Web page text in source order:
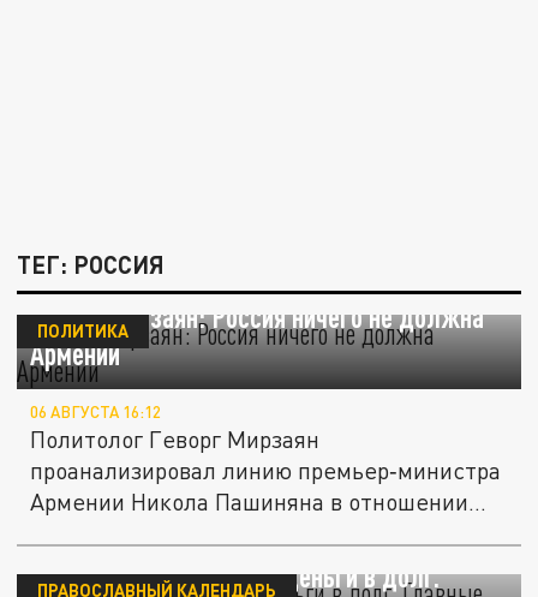
ТЕГ: РОССИЯ
Геворг Мирзаян: Россия ничего не должна
Армении
ПОЛИТИКА
06 АВГУСТА 16:12
Политолог Геворг Мирзаян
проанализировал линию премьер‑министра
Армении Никола Пашиняна в отношении
7 августа нельзя брать деньги в долг.
ПРАВОСЛАВНЫЙ КАЛЕНДАРЬ